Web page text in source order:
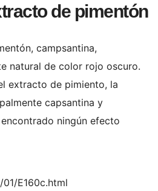
de pimentón
campsantina,
natural de color rojo oscuro.
extracto de pimiento, la
capsantina y
ningún efecto
E160c.html